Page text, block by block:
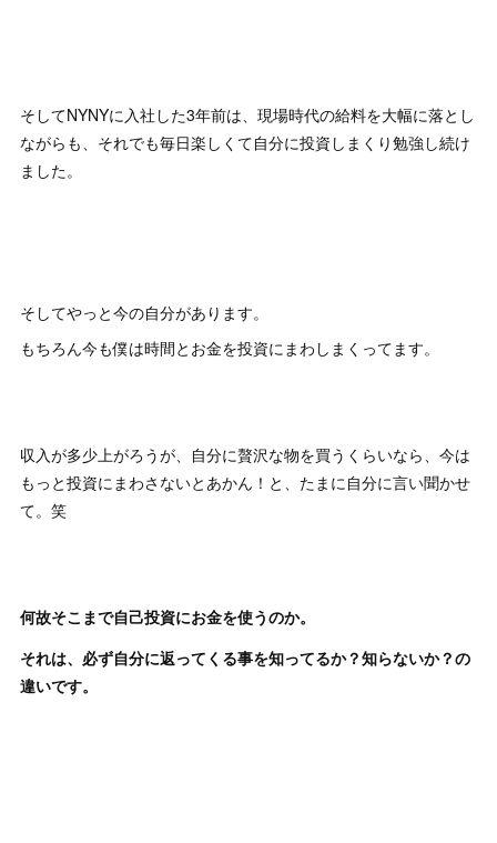
そしてNYNYに入社した3年前は、現場時代の給料を大幅に落とし
ながらも、それでも毎日楽しくて自分に投資しまくり勉強し続け
ました。
そしてやっと今の自分があります。
もちろん今も僕は時間とお金を投資にまわしまくってます。
収入が多少上がろうが、自分に贅沢な物を買うくらいなら、今は
もっと投資にまわさないとあかん！と、たまに自分に言い聞かせ
て。笑
何故そこまで自己投資にお金を使うのか。
それは、必ず自分に返ってくる事を知ってるか？知らないか？の
違いです。